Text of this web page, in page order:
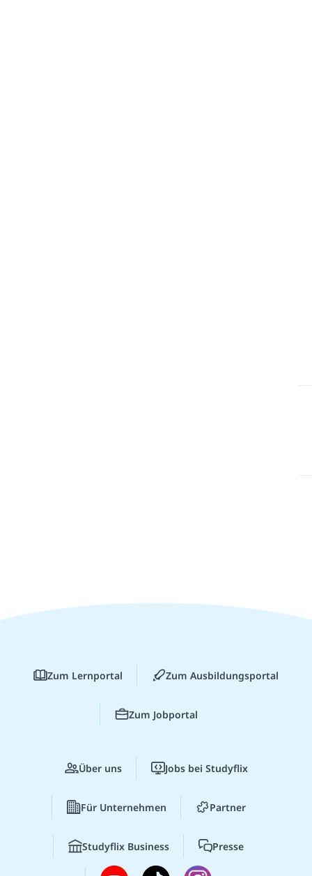
Zum Lernportal Zum Ausbildungsportal
Zum Jobportal
Über uns Jobs bei Studyflix
Für Unternehmen Partner
Studyflix Business Presse